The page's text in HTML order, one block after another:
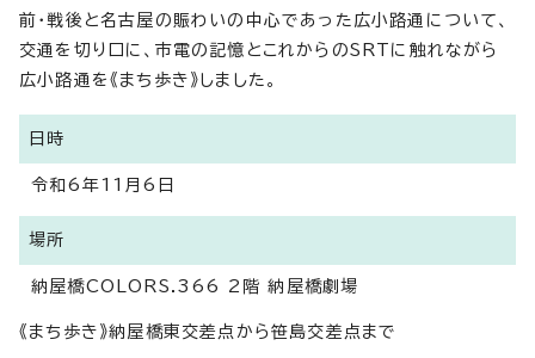
前・戦後と名古屋の賑わいの中心であった広小路通について、
交通を切り口に、市電の記憶とこれからのSRTに触れながら
広小路通を《まち歩き》しました。
日時
令和6年11月6日
場所
納屋橋COLORS.366 2階 納屋橋劇場
《まち歩き》納屋橋東交差点から笹島交差点まで